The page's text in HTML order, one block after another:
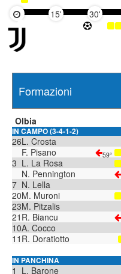
15' 30'
Olbia
IN CAMPO (3-4-1-2)
26L. Crosta
F. Pisano
59°
3 L. La Rosa
N. Pennington
7 N. Lella
20M. Muroni
23M. Pitzalis
21 R. Biancu
10A. Cocco
11 R. Doratiotto
IN PANCHINA
1 L. Barone